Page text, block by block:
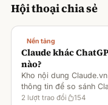
Hội thoại chia sẻ
Nền tảng
Claude khác
nào?
Kho nội dung
thông tin để so sánh
ChatGPT. Hiện chỉ có tài
2 lượt trao đổi 154